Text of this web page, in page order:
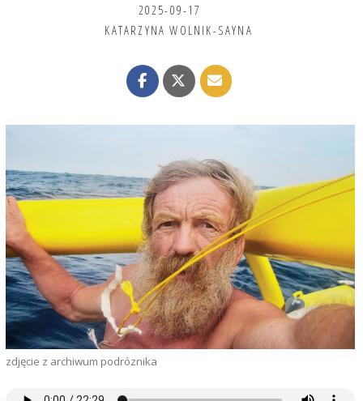
2025-09-17
KATARZYNA WOLNIK-SAYNA
zdjęcie z archiwum podróznika